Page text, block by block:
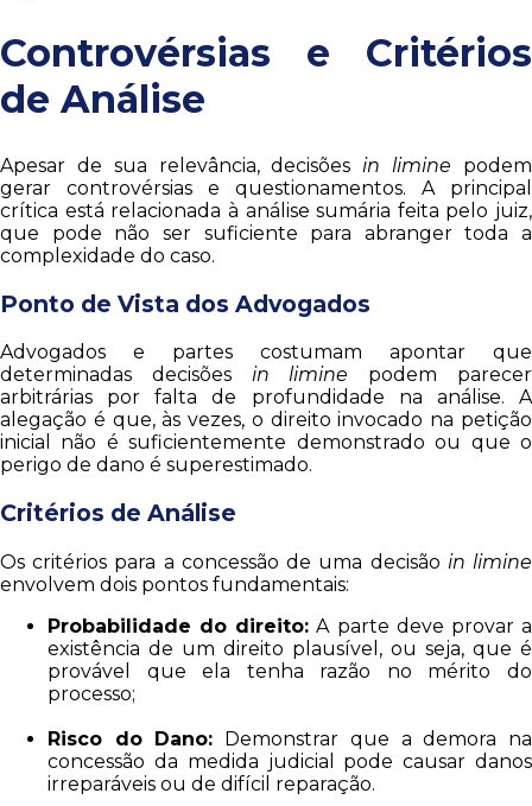
Controvérsias e Critérios
de Análise
Apesar de sua relevância, decisõesin limine podem
gerar controvérsias e questionamentos. A principal
crítica está relacionada à análise sumária feita pelo juiz,
que pode não ser suficiente para abranger toda a
complexidade do caso.
Ponto de Vista dos Advogados
Advogados e partes costumam apontar que
determinadas decisões in limine podem parecer
arbitrárias por falta de profundidade na análise. A
alegação é que, às vezes, o direito invocado na petição
inicial não é suficientemente demonstrado ou que o
perigo de dano é superestimado.
Critérios de Análise
Os critérios para a concessão de uma decisão in limine
envolvem dois pontos fundamentais:
Probabilidade do direito: A parte deve provar a
existência de um direito plausível, ou seja, que é
provável que ela tenha razão no mérito do
processo;
Risco do Dano: Demonstrar que a demora na
concessão da medida judicial pode causar danos
irreparáveis ou de difícil reparação.